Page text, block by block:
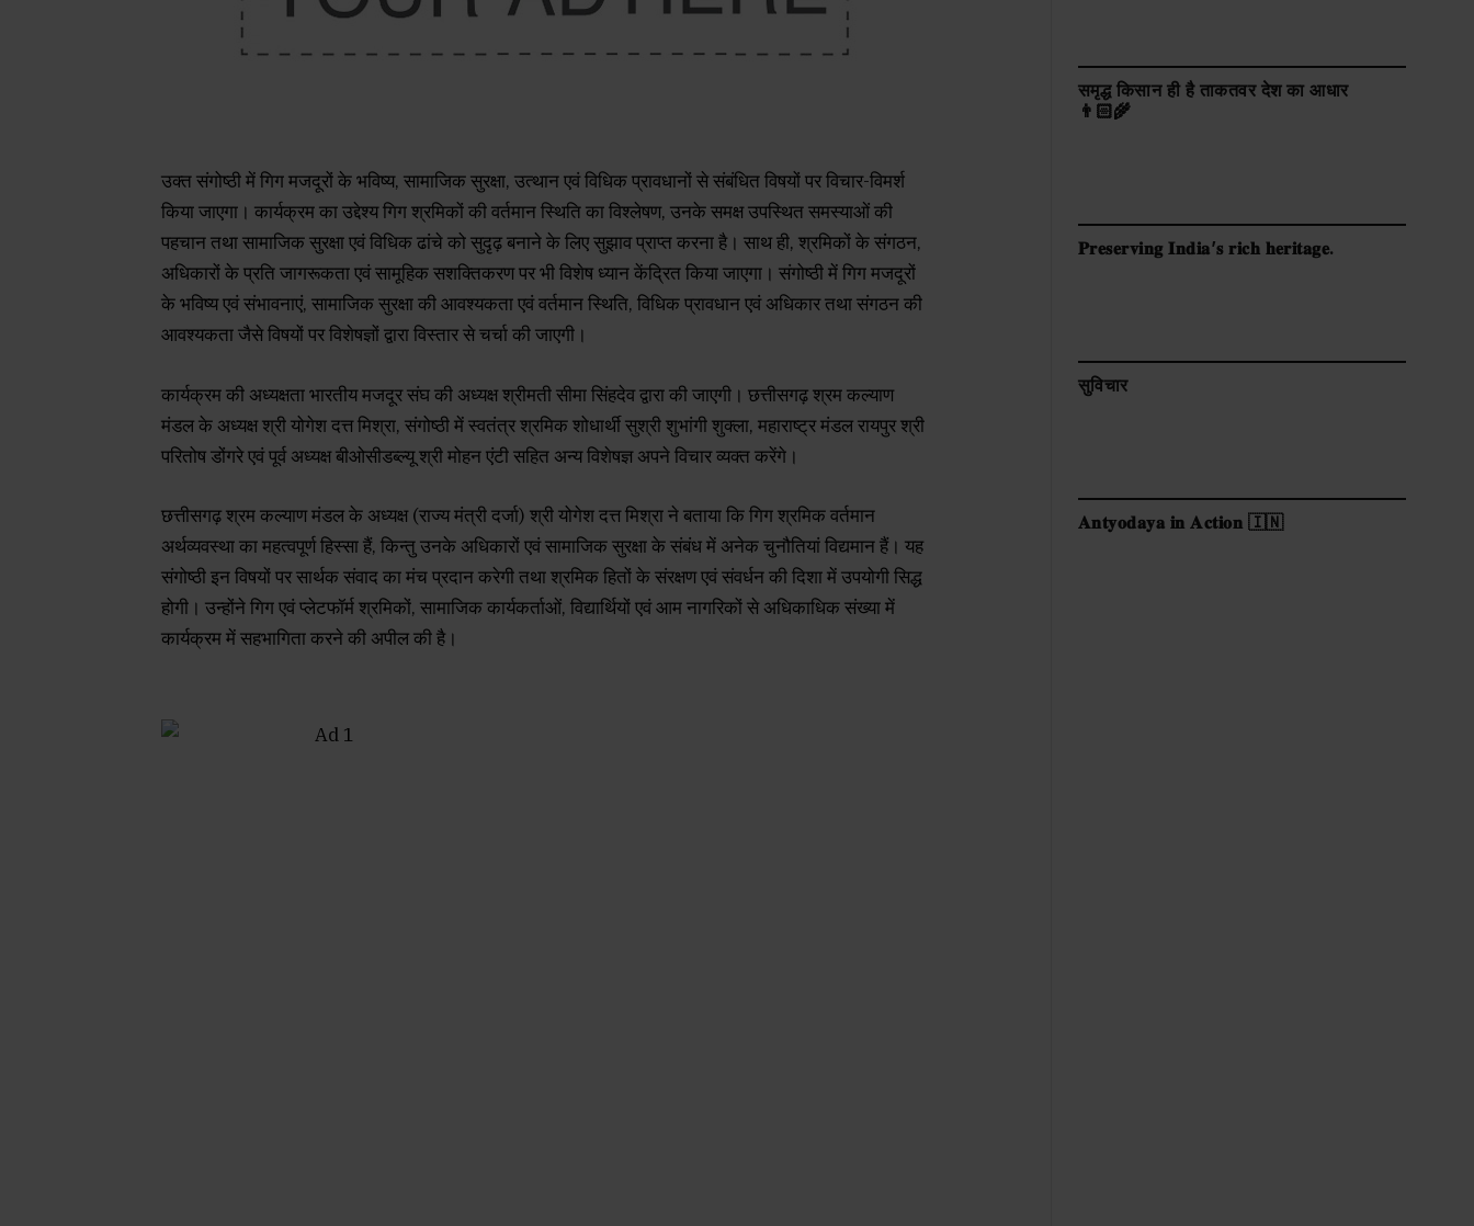
उक्त संगोष्ठी में गिग मजदूरों के भविष्य, सामाजिक सुरक्षा, उत्थान एवं विधिक प्रावधानों से संबंधित विषयों पर विचार-विमर्श
किया जाएगा। कार्यक्रम का उद्देश्य गिग श्रमिकों की वर्तमान स्थिति का विश्लेषण, उनके समक्ष उपस्थित समस्याओं की
पहचान तथा सामाजिक सुरक्षा एवं विधिक ढांचे को सुदृढ़ बनाने के लिए सुझाव प्राप्त करना है। साथ ही, श्रमिकों के संगठन,
अधिकारों के प्रति जागरूकता एवं सामूहिक सशक्तिकरण पर भी विशेष ध्यान केंद्रित किया जाएगा। संगोष्ठी में गिग मजदूरों
के भविष्य एवं संभावनाएं, सामाजिक सुरक्षा की आवश्यकता एवं वर्तमान स्थिति, विधिक प्रावधान एवं अधिकार तथा संगठन की
आवश्यकता जैसे विषयों पर विशेषज्ञों द्वारा विस्तार से चर्चा की जाएगी।
कार्यक्रम की अध्यक्षता भारतीय मजदूर संघ की अध्यक्ष श्रीमती सीमा सिंहदेव द्वारा की जाएगी। छत्तीसगढ़ श्रम कल्याण
मंडल के अध्यक्ष श्री योगेश दत्त मिश्रा, संगोष्ठी में स्वतंत्र श्रमिक शोधार्थी सुश्री शुभांगी शुक्ला, महाराष्ट्र मंडल रायपुर श्री
परितोष डोंगरे एवं पूर्व अध्यक्ष बीओसीडब्ल्यू श्री मोहन एंटी सहित अन्य विशेषज्ञ अपने विचार व्यक्त करेंगे।
छत्तीसगढ़ श्रम कल्याण मंडल के अध्यक्ष (राज्य मंत्री दर्जा) श्री योगेश दत्त मिश्रा ने बताया कि गिग श्रमिक वर्तमान
अर्थव्यवस्था का महत्वपूर्ण हिस्सा हैं, किन्तु उनके अधिकारों एवं सामाजिक सुरक्षा के संबंध में अनेक चुनौतियां विद्यमान हैं। यह
संगोष्ठी इन विषयों पर सार्थक संवाद का मंच प्रदान करेगी तथा श्रमिक हितों के संरक्षण एवं संवर्धन की दिशा में उपयोगी सिद्ध
होगी। उन्होंने गिग एवं प्लेटफॉर्म श्रमिकों, सामाजिक कार्यकर्ताओं, विद्यार्थियों एवं आम नागरिकों से अधिकाधिक संख्या में
कार्यक्रम में सहभागिता करने की अपील की है।
समृद्ध किसान ही है ताकतवर देश का आधार
👨🏻‍🌾
𝐏𝐫𝐞𝐬𝐞𝐫𝐯𝐢𝐧𝐠 𝐈𝐧𝐝𝐢𝐚’𝐬 𝐫𝐢𝐜𝐡 𝐡𝐞𝐫𝐢𝐭𝐚𝐠𝐞.
सुविचार
𝐀𝐧𝐭𝐲𝐨𝐝𝐚𝐲𝐚 𝐢𝐧 𝐀𝐜𝐭𝐢𝐨𝐧 🇮🇳